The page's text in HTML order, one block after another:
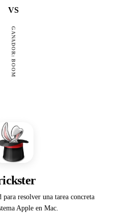
VS
GANADOR: BOOM
resolver una tarea concreta
Apple en Mac.